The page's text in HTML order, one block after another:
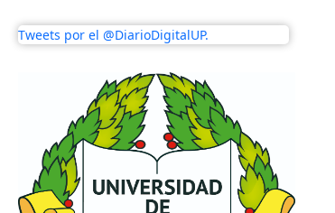
Tweets por el @DiarioDigitalUP.